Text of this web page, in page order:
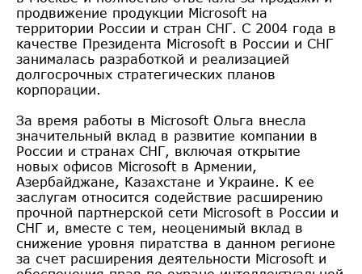
продвижение продукции Microsoft на
территории России и стран СНГ. C 2004 года в
качестве Президента Microsoft в России и СНГ
занималась разработкой и реализацией
долгосрочных стратегических планов
корпорации.
За время работы в Microsoft Ольга внесла
значительный вклад в развитие компании в
России и странах СНГ, включая открытие
новых офисов Microsoft в Армении,
Азербайджане, Казахстане и Украине. К ее
заслугам относится содействие расширению
прочной партнерской сети Microsoft в России и
СНГ и, вместе с тем, неоценимый вклад в
снижение уровня пиратства в данном регионе
за счет расширения деятельности Microsoft и